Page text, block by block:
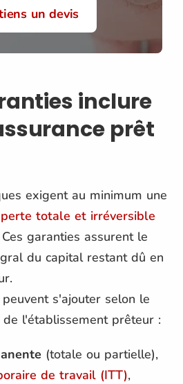
un devis
inclure
prêt
exigent au minimum une
perte totale et irréversible
Ces garanties assurent le
du capital restant dû en
s'ajouter selon le
l'établissement prêteur :
(totale ou partielle),
de travail (ITT),